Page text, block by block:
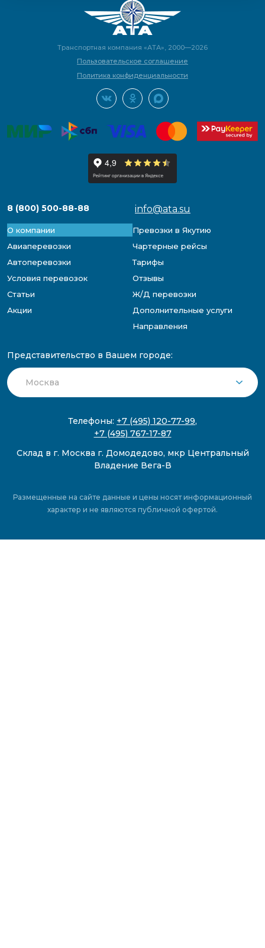
Транспортная компания «АТА», 2000—2026
Пользовательское соглашение
Политика конфиденциальности
8 (800) 500-88-88 info@ata.su
О компании
Превозки в Якутию
Авиаперевозки
Чартерные рейсы
Автоперевозки
Тарифы
Условия перевозок
Отзывы
Статьи
Ж/Д перевозки
Акции
Дополнительные услуги
Направления
Представительство в Вашем городе:
Телефоны: +7 (495) 120-77-99,
+7 (495) 767-17-87
Склад в г. Москва г. Домодедово, мкр Центральный
Владение Вега-В
Размещенные на сайте данные и цены носят информационный
характер и не являются публичной офертой.